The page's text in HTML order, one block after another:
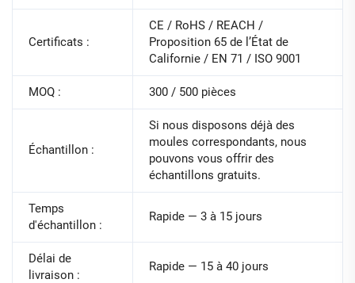
Certificats :
CE / RoHS / REACH /
Proposition 65 de l’État de
Californie / EN 71 / ISO 9001
MOQ : 300 / 500 pièces
Échantillon :
Si nous disposons déjà des
moules correspondants, nous
pouvons vous offrir des
échantillons gratuits.
Temps
d'échantillon :
Rapide — 3 à 15 jours
Délai de
livraison :
Rapide — 15 à 40 jours